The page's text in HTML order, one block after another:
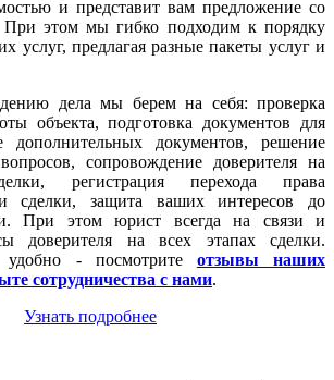
и представит вам предложение со
При этом мы гибко подходим к порядку
услуг, предлагая разные пакеты услуг и
дела мы берем на себя: проверка
объекта, подготовка документов для
дополнительных документов, решение
сопровождение доверителя на
регистрация перехода права
сделки, защита ваших интересов до
При этом юрист всегда на связи и
доверителя на всех этапах сделки.
- посмотрите отзывы наших
сотрудничества с нами.
Узнать подробнее